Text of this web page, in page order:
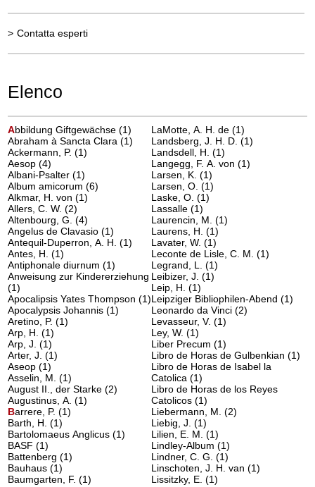
> Contatta esperti
Elenco
Abbildung Giftgewächse(1)
Abraham à Sancta Clara(1)
Ackermann, P.(1)
Aesop(4)
Albani-Psalter(1)
Album amicorum(6)
Alkmar, H. von(1)
Allers, C. W.(2)
Altenbourg, G.(4)
Angelus de Clavasio(1)
Antequil-Duperron, A. H.(1)
Antes, H.(1)
Antiphonale diurnum(1)
Anweisung zur Kindererziehung
(1)
Apocalipsis Yates Thompson(1)
Apocalypsis Johannis(1)
Aretino, P.(1)
Arp, H.(1)
Arp, J.(1)
Arter, J.(1)
Aseop(1)
Asselin, M.(1)
August II., der Starke(2)
Augustinus, A.(1)
Barrere, P.(1)
Barth, H.(1)
Bartolomaeus Anglicus(1)
BASF(1)
Battenberg(1)
Bauhaus(1)
Baumgarten, F.(1)
LaMotte, A. H. de(1)
Landsberg, J. H. D.(1)
Landsdell, H.(1)
Langegg, F. A. von(1)
Larsen, K.(1)
Larsen, O.(1)
Laske, O.(1)
Lassalle(1)
Laurencin, M.(1)
Laurens, H.(1)
Lavater, W.(1)
Leconte de Lisle, C. M.(1)
Legrand, L.(1)
Leibizer, J.(1)
Leip, H.(1)
Leipziger Bibliophilen-Abend(1)
Leonardo da Vinci(2)
Levasseur, V.(1)
Ley, W.(1)
Liber Precum(1)
Libro de Horas de Gulbenkian(1)
Libro de Horas de Isabel la
Catolica(1)
Libro de Horas de los Reyes
Catolicos(1)
Liebermann, M.(2)
Liebig, J.(1)
Lilien, E. M.(1)
Lindley-Album(1)
Lindner, C. G.(1)
Linschoten, J. H. van(1)
Lissitzky, E.(1)